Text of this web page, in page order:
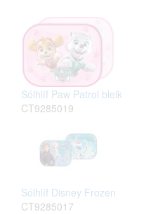
Sólhlíf Paw Patrol bleik
CT9285019
Sólhlíf Disney Frozen
CT9285017